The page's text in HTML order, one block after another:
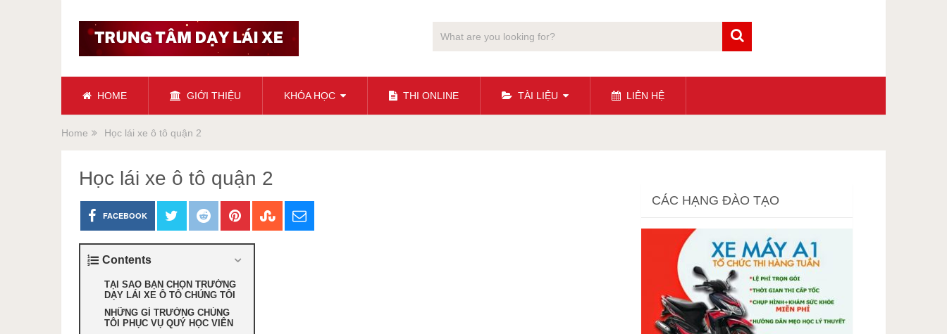
HOME GIỚI THIỆU KHÓA HỌC THI ONLINE TÀI LIỆU LIÊN HỆ
Home Học lái xe ô tô quận 2
Học lái xe ô tô quận 2
FACEBOOK
Contents
TẠI SAO BẠN CHỌN TRƯỜNG
DẠY LÁI XE Ô TÔ CHÚNG TÔI
NHỮNG GÌ TRƯỜNG CHÚNG
TÔI PHỤC VỤ QUÝ HỌC VIÊN
CÁC HẠNG ĐÀO TẠO